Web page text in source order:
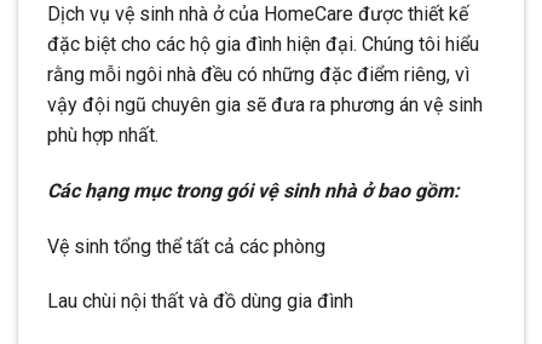
Dịch vụ vệ sinh nhà ở của HomeCare được thiết kế
đặc biệt cho các hộ gia đình hiện đại. Chúng tôi hiểu
rằng mỗi ngôi nhà đều có những đặc điểm riêng, vì
vậy đội ngũ chuyên gia sẽ đưa ra phương án vệ sinh
phù hợp nhất.
Các hạng mục trong gói vệ sinh nhà ở bao gồm:
Vệ sinh tổng thể tất cả các phòng
Lau chùi nội thất và đồ dùng gia đình